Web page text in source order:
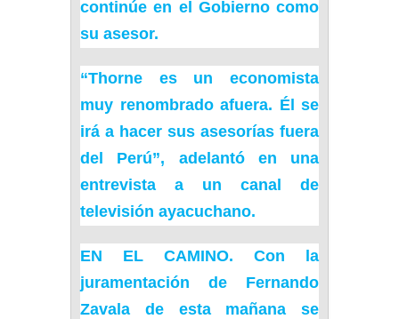
continúe en el Gobierno como
su asesor.
“Thorne es un economista
muy renombrado afuera. Él se
irá a hacer sus asesorías fuera
del Perú”, adelantó en una
entrevista a un canal de
televisión ayacuchano.
EN EL CAMINO.
Con la
juramentación de Fernando
Zavala de esta mañana se